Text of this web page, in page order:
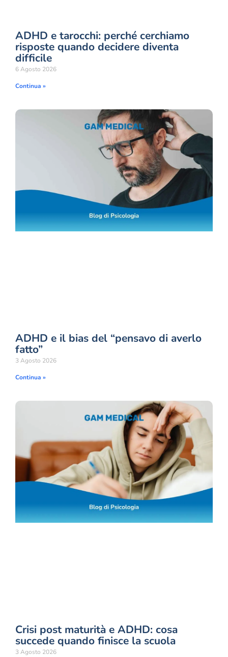
ADHD e tarocchi: perché cerchiamo
risposte quando decidere diventa
difficile
6 Agosto 2026
Continua »
ADHD e il bias del “pensavo di averlo
fatto”
3 Agosto 2026
Continua »
Crisi post maturità e ADHD: cosa
succede quando finisce la scuola
3 Agosto 2026